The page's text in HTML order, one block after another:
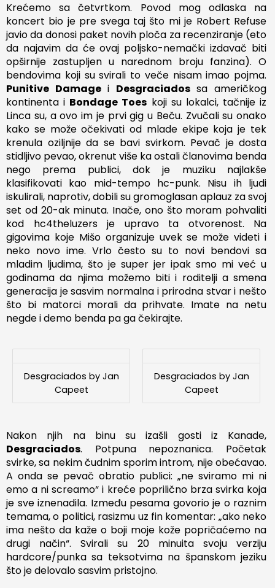
Krećemo sa četvrtkom. Povod mog odlaska na
koncert bio je pre svega taj što mi je Robert Refuse
javio da donosi paket novih ploča za recenziranje (eto
da najavim da će ovaj poljsko-nemački izdavač biti
opširnije zastupljen u narednom broju fanzina). O
bendovima koji su svirali to veče nisam imao pojma.
Punitive Damagei Desgraciadossa američkog
kontinenta i Bondage Toes koji su lokalci, tačnije iz
Linca su, a ovo im je prvi gig u Beču. Zvučali su onako
kako se može očekivati od mlade ekipe koja je tek
krenula oziljnije da se bavi svirkom. Pevač je dosta
stidljivo pevao, okrenut više ka ostali članovima benda
nego prema publici, dok je muziku najlakše
klasifikovati kao mid-tempo hc-punk. Nisu ih ljudi
iskulirali, naprotiv, dobili su gromoglasan aplauz za svoj
set od 20-ak minuta. Inače, ono što moram pohvaliti
kod hc4theluzers je upravo ta otvorenost. Na
gigovima koje Mišo organizuje uvek se može videti i
neko novo ime. Vrlo često su to novi bendovi sa
mladim ljudima, što je super jer ipak smo mi već u
godinama da njima možemo biti i roditelji a smena
generacija je sasvim normalna i prirodna stvar i nešto
što bi matorci morali da prihvate. Imate na netu
negde i demo benda pa ga čekirajte.
Desgraciados by Jan
Capeet
Desgraciados by Jan
Capeet
Nakon njih na binu su izašli gosti iz Kanade,
Desgraciados. Potpuna nepoznanica. Početak
svirke, sa nekim čudnim sporim introm, nije obećavao.
A onda se pevač obratio publici: „ne sviramo mi ni
emo a ni screamo“ i kreće poprilično brza svirka koja
je sve iznenadila. Između pesama govorio je o raznim
temama, o politici, rasizmu uz fin komentar: „ako neko
ima nešto da kaže o boji moje kože popričaćemo na
drugi način“. Svirali su 20 minuita svoju verziju
hardcore/punka sa teksotvima na španskom jeziku
što je delovalo sasvim pristojno.